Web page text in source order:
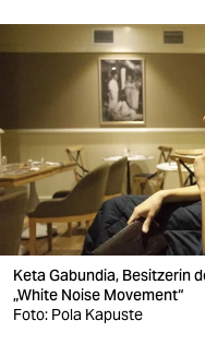
sport
wahrheit
verlag
verlag
veranstaltungen
Keta Gabundia, Besitzerin
„White Noise Movement“
Foto: Pola Kapuste